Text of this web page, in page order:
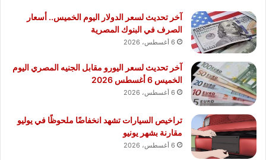
آخر تحديث لسعر الدولار اليوم الخميس.. أسعار
الصرف في البنوك المصرية
6 أغسطس، 2026
آخر تحديث لسعر اليورو مقابل الجنيه المصري اليوم
الخميس 6 أغسطس 2026
6 أغسطس، 2026
تراخيص السيارات تشهد انخفاضًا ملحوظًا في يوليو
مقارنة بشهر يونيو
6 أغسطس، 2026